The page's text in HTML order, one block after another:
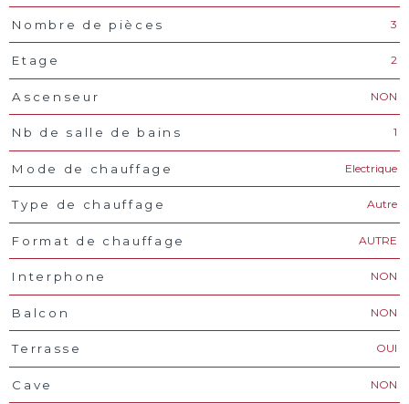
Nombre de pièces 3
Etage 2
Ascenseur NON
Nb de salle de bains 1
Mode de chauffage Electrique
Type de chauffage Autre
Format de chauffage AUTRE
Interphone NON
Balcon NON
Terrasse OUI
Cave NON